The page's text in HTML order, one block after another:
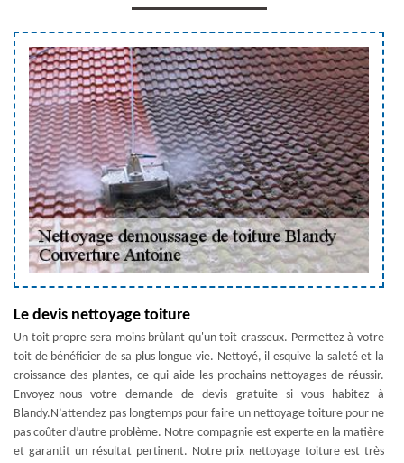
Le devis nettoyage toiture
Un toit propre sera moins brûlant qu'un toit crasseux. Permettez à votre
toit de bénéficier de sa plus longue vie. Nettoyé, il esquive la saleté et la
croissance des plantes, ce qui aide les prochains nettoyages de réussir.
Envoyez-nous votre demande de devis gratuite si vous habitez à
Blandy.N’attendez pas longtemps pour faire un nettoyage toiture pour ne
pas coûter d’autre problème. Notre compagnie est experte en la matière
et garantit un résultat pertinent. Notre prix nettoyage toiture est très